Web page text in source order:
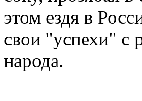
этом ездя в
свои "успехи" с
народа.